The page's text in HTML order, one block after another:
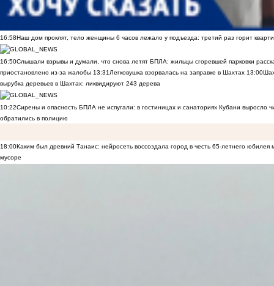
16:58Наш дом проклят, тело женщины 6 часов лежало у подъезда: третий раз горит
16:50Слышали взрывы и думали, что снова летят БПЛА: жильцы сгоревшей парковки
приостановлено из-за жалобы 13:31 Легковушка взорвалась на заправке в Шахтах 13:00
вырубка деревьев в Шахтах: ликвидируют 243 дерева
10:22Сирены и опасность БПЛА не испугали: в гостиницах и санаториях Кубани выросло
обратились в полицию
18:00Каким был древний Танаис: нейросеть воссоздала город в честь 65-летнего юбилея
мусоре